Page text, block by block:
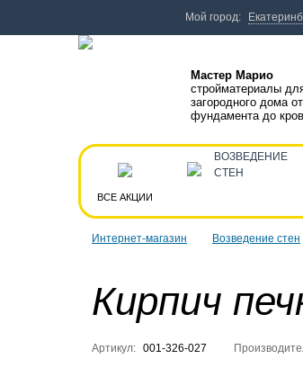
Интернет-магазин Возведение стен
Кирпич
Артикул: 001-326-027
Мастер Марио
стройматериалы
загородного дома от
фундамента до
ВСЕ АКЦИИ
ВОЗВЕДЕНИЕ
СТЕН
Мой город: